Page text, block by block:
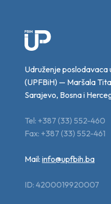
Udruženje poslodavaca
(UPFBiH) — Maršala
Sarajevo, Bosna i
Tel: +387 (33) 552-460
Fax: +387 (33) 552-461
Mail: info@upfbih.ba
ID: 4200019920007